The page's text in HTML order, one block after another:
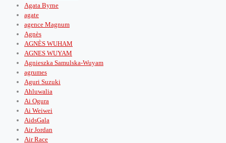
Agata Byrne
agate
agence Magnum
Agnès
AGNÈS WUHAM
AGNES WUYAM
Agnieszka Samulska-Wuyam
agrumes
Aguri Suzuki
Ahluwalia
Ai Ogura
Ai Weiwei
AidsGala
Air Jordan
Air Race